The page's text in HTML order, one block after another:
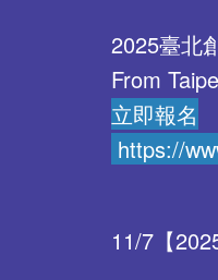
2025臺北
From
立即報名
https://
11/7【